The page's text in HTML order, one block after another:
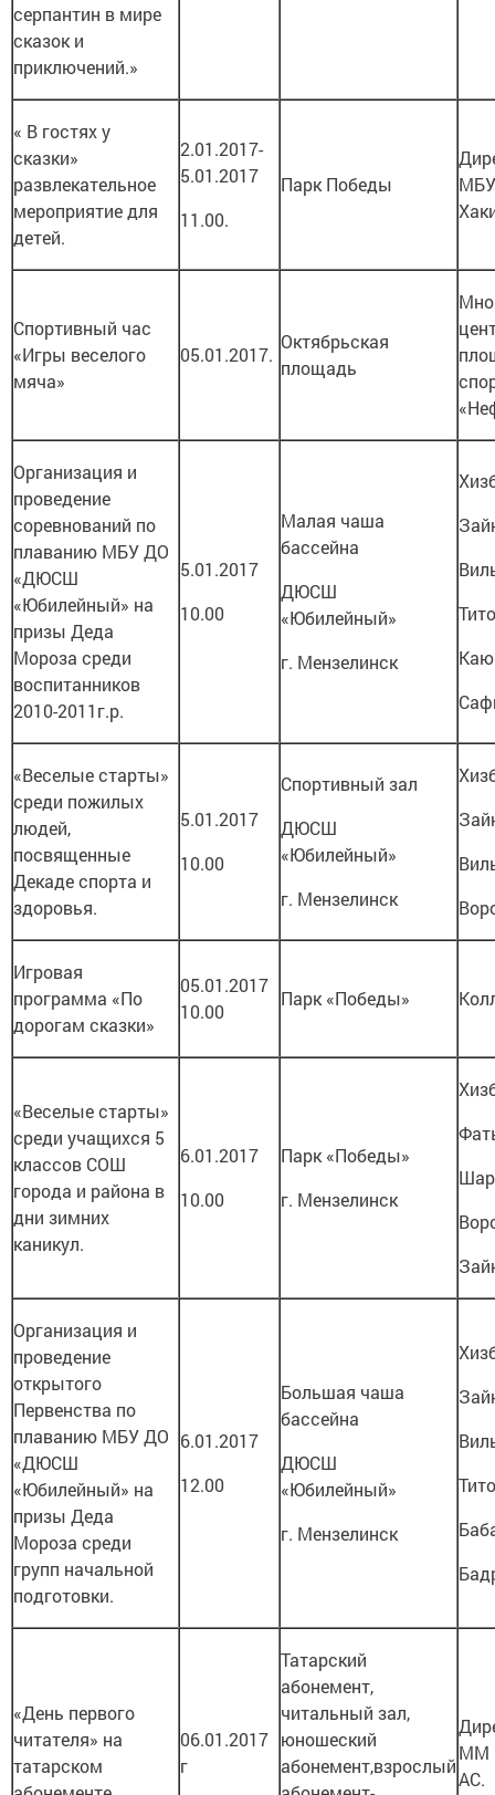
серпантин в мире
сказок и
приключений.»
« В гостях у
сказки»
развлекательное
мероприятие для
детей.
2.01.2017-
5.01.2017
11.00.
Парк Победы
Спортивный час
«Игры веселого
мяча»
05.01.2017.
Октябрьская
площадь
Организация и
проведение
соревнований по
плаванию МБУ ДО
«ДЮСШ
«Юбилейный» на
призы Деда
Мороза среди
воспитанников
2010-2011г.р.
5.01.2017
10.00
Малая чаша
бассейна
ДЮСШ
«Юбилейный»
г. Мензелинск
«Веселые старты»
среди пожилых
людей,
посвященные
Декаде спорта и
здоровья.
5.01.2017
10.00
Спортивный зал
ДЮСШ
«Юбилейный»
г. Мензелинск
Игровая
программа «По
дорогам сказки»
05.01.2017
10.00
Парк «Победы»
«Веселые старты»
среди учащихся 5
классов СОШ
города и района в
дни зимних
каникул.
6.01.2017
10.00
Парк «Победы»
г. Мензелинск
Организация и
проведение
открытого
Первенства по
плаванию МБУ ДО
«ДЮСШ
«Юбилейный» на
призы Деда
Мороза среди
групп начальной
подготовки.
6.01.2017
12.00
Большая чаша
бассейна
ДЮСШ
«Юбилейный»
г. Мензелинск
«День первого
читателя» на
татарском
06.01.2017
г
Татарский
абонемент,
читальный зал,
юношеский
абонемент,взрослый
ММ
АС.